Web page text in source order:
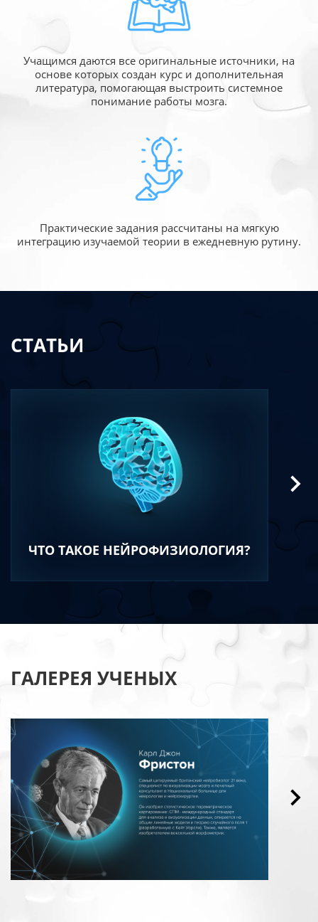
Учащимся даются все оригинальные источники, на
основе которых создан курс и дополнительная
литература, помогающая выстроить системное
понимание работы мозга.
Практические задания рассчитаны на мягкую
интеграцию изучаемой теории в ежедневную рутину.
СТАТЬИ
ЧТО ТАКОЕ НЕЙРОФИЗИОЛОГИЯ?
ГАЛЕРЕЯ УЧЕНЫХ